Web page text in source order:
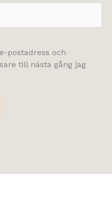
postadress och
till nästa gång jag